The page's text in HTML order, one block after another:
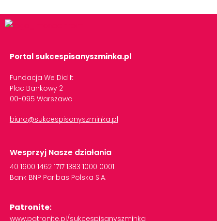
Portal sukcespisanyszminka.pl
Fundacja We Did It
Plac Bankowy 2
00-095 Warszawa
biuro@sukcespisanyszminka.pl
Wesprzyj Nasze działania
40 1600 1462 1717 1383 1000 0001
Bank BNP Paribas Polska S.A.
Patronite:
www.patronite.pl/sukcespisanyszminka